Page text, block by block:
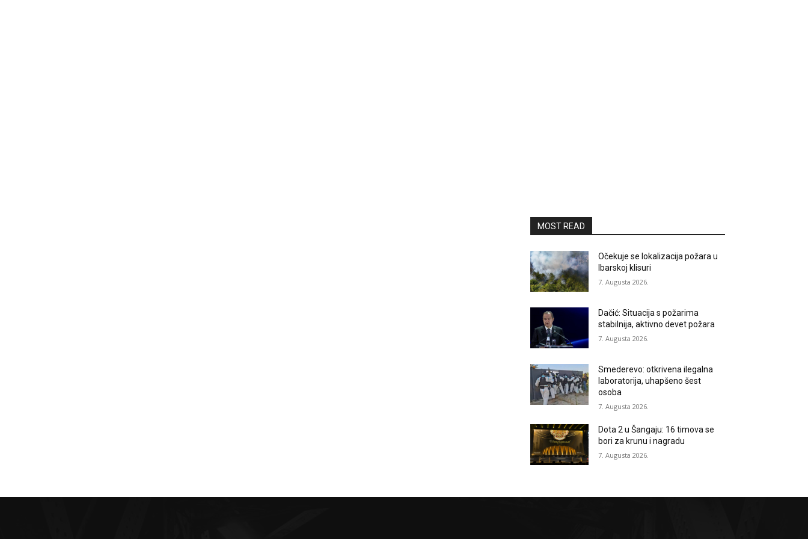
MOST READ
Očekuje se lokalizacija požara u
Ibarskoj klisuri
7. Augusta 2026.
Dačić: Situacija s požarima
stabilnija, aktivno devet požara
7. Augusta 2026.
Smederevo: otkrivena ilegalna
laboratorija, uhapšeno šest
osoba
7. Augusta 2026.
Dota 2 u Šangaju: 16 timova se
bori za krunu i nagradu
7. Augusta 2026.